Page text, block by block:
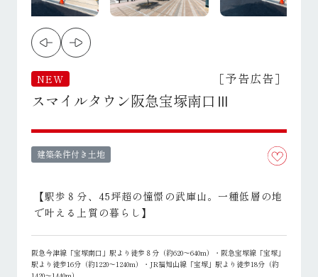
NEW ［予告広告］
スマイルタウン阪急宝塚南口Ⅲ
建築条件付き土地
【駅歩８分、45坪超の憧憬の武庫山。一種低層の地
で叶える上質の暮らし】
阪急今津線「宝塚南口」駅より徒歩８分（約620～640m）・阪急宝塚線「宝塚」
駅より徒歩16分（約1220～1240m）・JR福知山線「宝塚」駅より徒歩18分（約